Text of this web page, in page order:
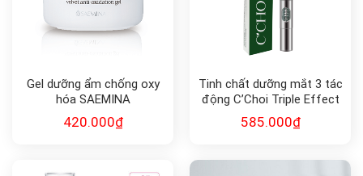
Gel dưỡng ẩm chống oxy
hóa SAEMINA
REVITALIZING SIGNAL
420.000₫
Tinh chất dưỡng mắt 3 tác
động C’Choi Triple Effect
Eye Serum
585.000₫